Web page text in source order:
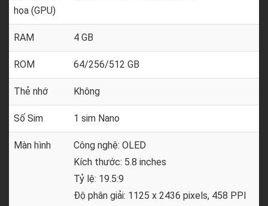
họa (GPU)
RAM 4 GB
ROM 64/256/512 GB
Thẻ nhớ Không
Số Sim 1 sim Nano
Màn hình
Công nghệ: OLED
Kích thước: 5.8 inches
Tỷ lệ: 19.5:9
Độ phân giải: 1125 x 2436 pixels, 458 PPI